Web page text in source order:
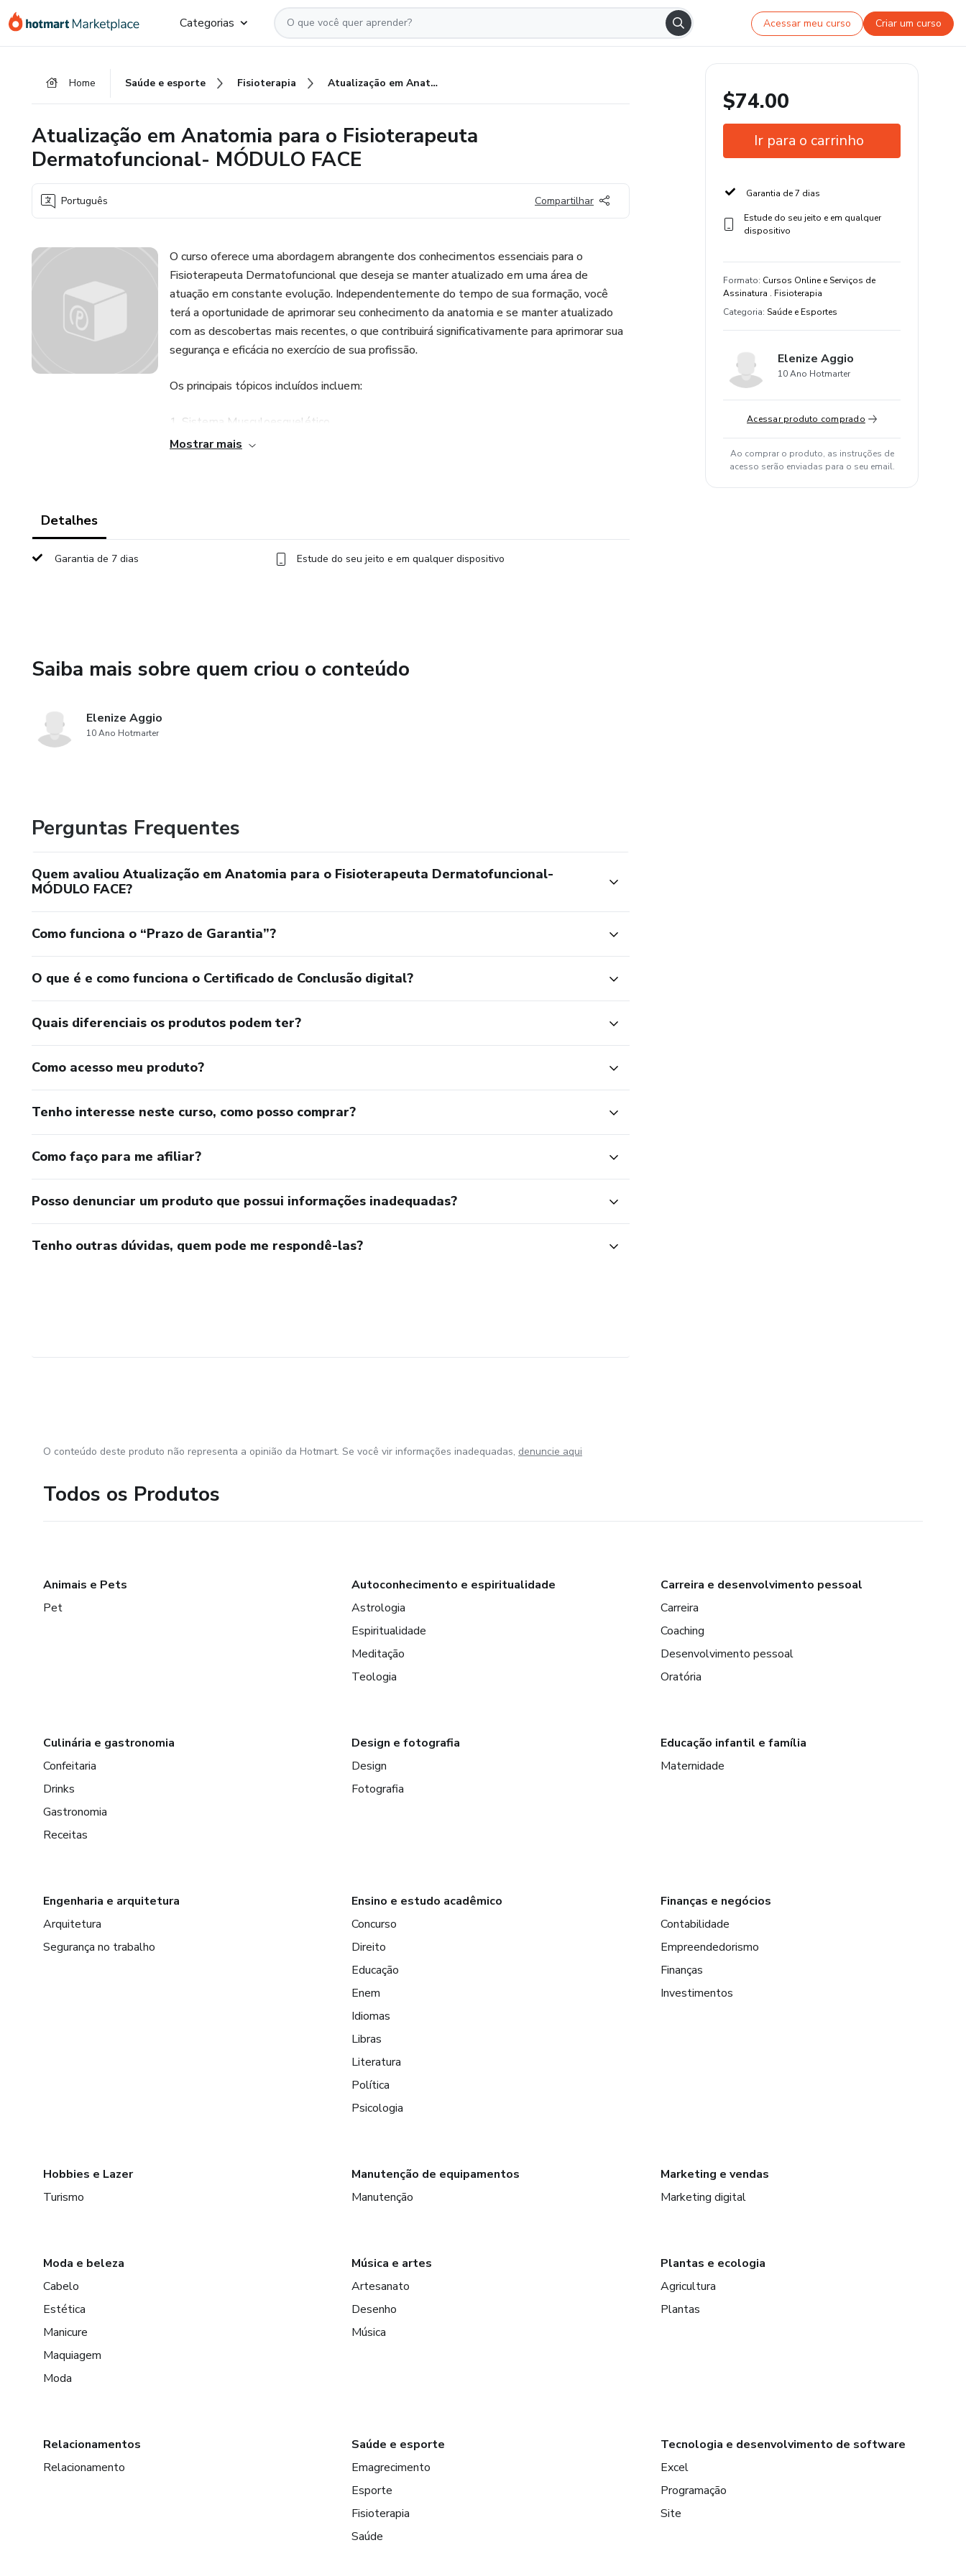
para
para
para
Categorias Acessar meu curso Criar um curso
Home Saúde e esporte Fisioterapia Atualização em Anatomia para o Fisioterapeuta Dermatofuncional- MÓDULO FACE
Atualização em Anatomia para o Fisioterapeuta
Dermatofuncional- MÓDULO FACE
Português Compartilhar
O curso oferece uma abordagem abrangente dos conhecimentos essenciais para o
Fisioterapeuta Dermatofuncional que deseja se manter atualizado em uma área de
atuação em constante evolução. Independentemente do tempo de sua formação, você
terá a oportunidade de aprimorar seu conhecimento da anatomia e se manter atualizado
com as descobertas mais recentes, o que contribuirá significativamente para aprimorar sua
segurança e eficácia no exercício de sua profissão.
Os principais tópicos incluídos incluem:
1. Sistema Musculoesquelético
Mostrar mais
Detalhes
Garantia de 7 dias Estude do seu jeito e em qualquer dispositivo
Saiba mais sobre quem criou o conteúdo
Elenize Aggio
10 Ano Hotmarter
Perguntas Frequentes
Quem avaliou Atualização em Anatomia para o Fisioterapeuta Dermatofuncional-
MÓDULO FACE?
Como funciona o “Prazo de Garantia”?
O que é e como funciona o Certificado de Conclusão digital?
Quais diferenciais os produtos podem ter?
Como acesso meu produto?
Tenho interesse neste curso, como posso comprar?
Como faço para me afiliar?
Posso denunciar um produto que possui informações inadequadas?
Tenho outras dúvidas, quem pode me respondê-las?
$74.00
Ir para o carrinho
Garantia de 7 dias
Estude do seu jeito e em qualquer
dispositivo
Formato: Cursos Online e Serviços de
Assinatura . Fisioterapia
Categoria: Saúde e Esportes
Elenize Aggio
10 Ano Hotmarter
Acessar produto comprado
Ao comprar o produto, as instruções de
acesso serão enviadas para o seu email.
O conteúdo deste produto não representa a opinião da Hotmart. Se você vir informações inadequadas, denuncie aqui
Todos os Produtos
Animais e Pets
Pet
Autoconhecimento e espiritualidade
Astrologia
Espiritualidade
Meditação
Teologia
Carreira e desenvolvimento pessoal
Carreira
Coaching
Desenvolvimento pessoal
Oratória
Culinária e gastronomia
Confeitaria
Drinks
Gastronomia
Receitas
Design e fotografia
Design
Fotografia
Educação infantil e família
Maternidade
Engenharia e arquitetura
Arquitetura
Segurança no trabalho
Ensino e estudo acadêmico
Concurso
Direito
Educação
Enem
Idiomas
Libras
Literatura
Política
Psicologia
Finanças e negócios
Contabilidade
Empreendedorismo
Finanças
Investimentos
Hobbies e Lazer
Turismo
Manutenção de equipamentos
Manutenção
Marketing e vendas
Marketing digital
Moda e beleza
Cabelo
Estética
Manicure
Maquiagem
Moda
Música e artes
Artesanato
Desenho
Música
Plantas e ecologia
Agricultura
Plantas
Relacionamentos
Relacionamento
Saúde e esporte
Emagrecimento
Esporte
Fisioterapia
Saúde
Tecnologia e desenvolvimento de software
Excel
Programação
Site